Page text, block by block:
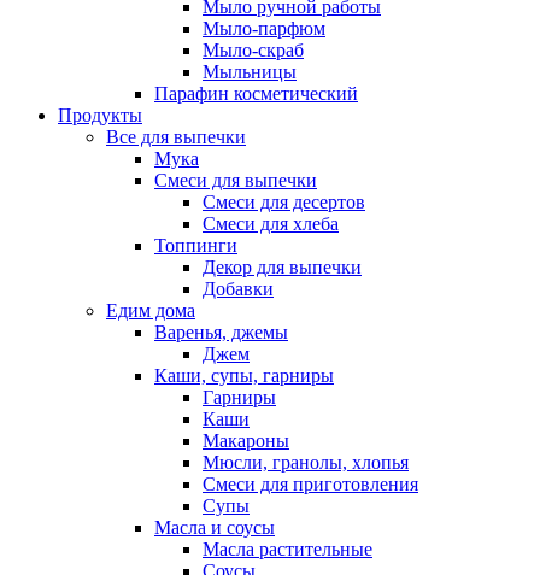
Мыло ручной работы
Мыло-парфюм
Мыло-скраб
Мыльницы
Парафин косметический
Продукты
Все для выпечки
Мука
Смеси для выпечки
Смеси для десертов
Смеси для хлеба
Топпинги
Декор для выпечки
Добавки
Едим дома
Варенья, джемы
Джем
Каши, супы, гарниры
Гарниры
Каши
Макароны
Мюсли, гранолы, хлопья
Смеси для приготовления
Супы
Масла и соусы
Масла растительные
Соусы